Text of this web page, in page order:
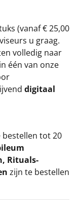
(vanaf € 25,00
u graag.
volledig naar
één van onze
digitaal
bestellen tot 20
, Rituals-
zijn te bestellen